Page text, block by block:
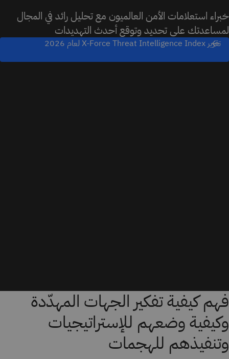
خبراء استعلامات الأمن العالميون مع تحليل رائد في المجال
لمساعدتك على تحديد وتوقع أحدث التهديدات
تقرير X-Force Threat Intelligence Index لعام 2026
فهم كيفية تفكير الجهات المهدّدة
وكيفية وضعهم للإستراتيجيات
وتنفيذهم للهجمات